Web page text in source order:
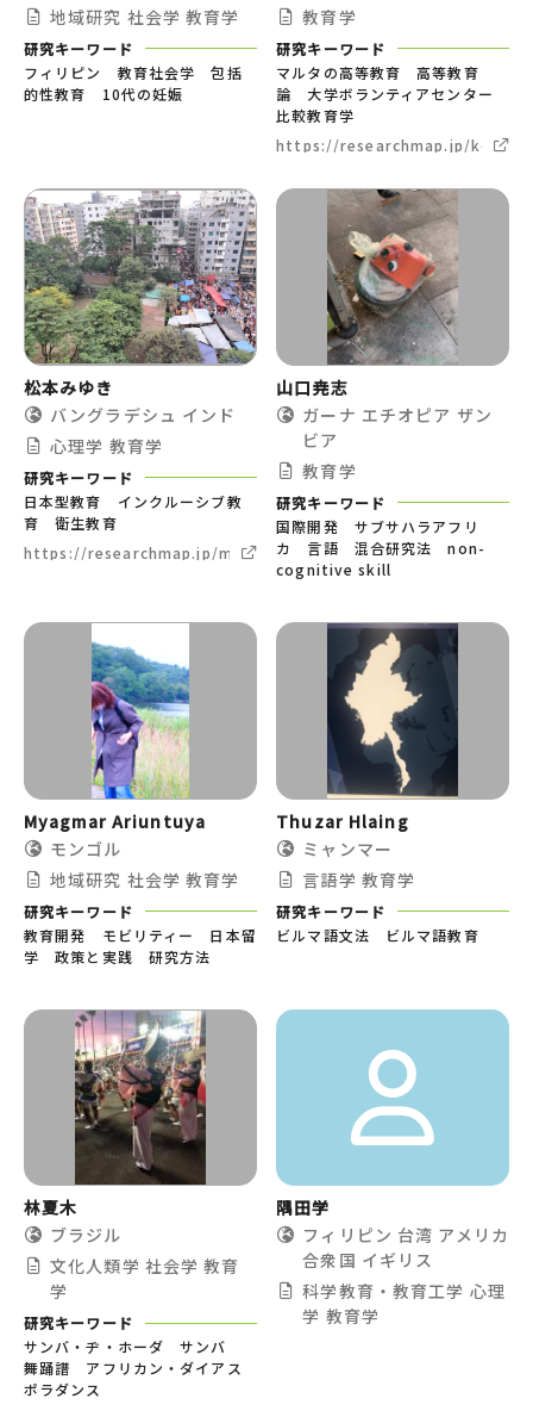
地域研究 社会学 教育学
研究キーワード
フィリピン 教育社会学 包括
的性教育 10代の妊娠
教育学
研究キーワード
マルタの高等教育 高等教育
論 大学ボランティアセンター
比較教育学
https://researchmap.jp/
松本みゆき
バングラデシュ インド
心理学 教育学
研究キーワード
日本型教育 インクルーシブ教
育 衛生教育
https://researchmap.jp/miyuki.matsumoto
山口尭志
ガーナ エチオピア ザン
ビア
教育学
研究キーワード
国際開発 サブサハラアフリ
カ 言語 混合研究法 non-
cognitive skill
Myagmar Ariuntuya
モンゴル
地域研究 社会学 教育学
研究キーワード
教育開発 モビリティー 日本留
学 政策と実践 研究方法
Thuzar Hlaing
ミャンマー
言語学 教育学
研究キーワード
ビルマ語文法 ビルマ語教育
林夏木
ブラジル
文化人類学 社会学 教育
学
研究キーワード
サンバ・ヂ・ホーダ サンバ
舞踊譜 アフリカン・ダイアス
ポラダンス
隅田学
フィリピン 台湾 アメリカ
合衆国 イギリス
科学教育・教育工学 心理
学 教育学